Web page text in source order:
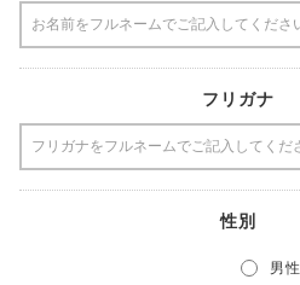
フリガナ
性別
男性